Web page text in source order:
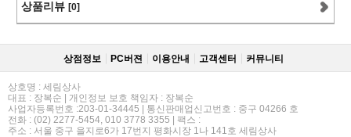
상품리뷰 [0]
상점정보 PC버젼 이용안내 고객센터 커뮤니티
상호명 : 세림상사
대표 : 장복순 | 개인정보 보호 책임자 : 장복순
사업자등록번호 :203-01-34445 | 통신판매업신고번호 : 중구 04266 호
전화 : (02) 2277-5454, 010 3778 3355 | 팩스 :
주소 : 서울 중구 을지로6가 17번지 평화시장 1나 141호 세림상사